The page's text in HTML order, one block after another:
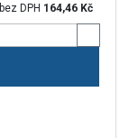
bez DPH 164,46 Kč